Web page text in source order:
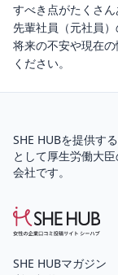
すべき点がたくさん
先輩社員（元社員）
将来の不安や現在
ください。
SHE HUBを提供す
として厚生労働大
会社です。
SHE HUBマガジン